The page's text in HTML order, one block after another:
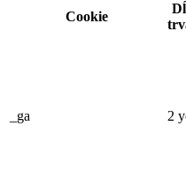
Cookie
_ga 2